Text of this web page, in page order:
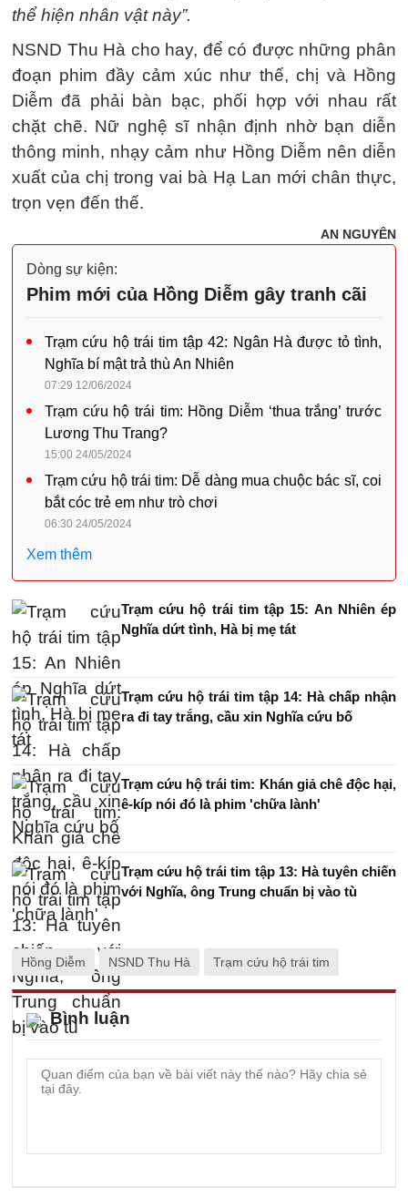
thể hiện nhân vật này”.
NSND Thu Hà cho hay, để có được những phân
đoạn phim đầy cảm xúc như thế, chị và Hồng
Diễm đã phải bàn bạc, phối hợp với nhau rất
chặt chẽ. Nữ nghệ sĩ nhận định nhờ bạn diễn
thông minh, nhạy cảm như Hồng Diễm nên diễn
xuất của chị trong vai bà Hạ Lan mới chân thực,
trọn vẹn đến thế.
AN NGUYÊN
Dòng sự kiện:
Phim mới của Hồng Diễm gây tranh cãi
Trạm cứu hộ trái tim tập 42: Ngân Hà được tỏ tình,
Nghĩa bí mật trả thù An Nhiên
07:29 12/06/2024
Trạm cứu hộ trái tim: Hồng Diễm ‘thua trắng’ trước
Lương Thu Trang?
15:00 24/05/2024
Trạm cứu hộ trái tim: Dễ dàng mua chuộc bác sĩ, coi
bắt cóc trẻ em như trò chơi
06:30 24/05/2024
Xem thêm
Trạm cứu hộ trái tim tập 15: An Nhiên ép
Nghĩa dứt tình, Hà bị mẹ tát
Trạm cứu hộ trái tim tập 14: Hà chấp nhận
ra đi tay trắng, cầu xin Nghĩa cứu bố
Trạm cứu hộ trái tim: Khán giả chê độc hại,
ê-kíp nói đó là phim 'chữa lành'
Trạm cứu hộ trái tim tập 13: Hà tuyên chiến
với Nghĩa, ông Trung chuẩn bị vào tù
Hồng Diễm NSND Thu Hà Trạm cứu hộ trái tim
Bình luận